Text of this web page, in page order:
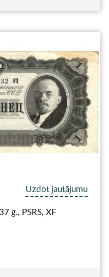
Uzdot jautājumu
g., PSRS, XF